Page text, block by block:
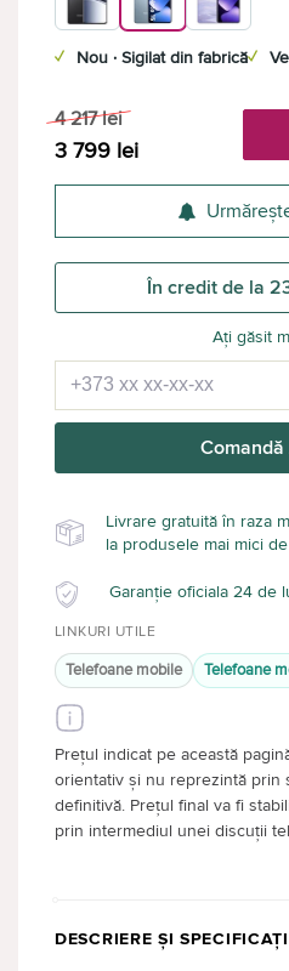
✓ Nou · Sigilat din fabrică✓
4 217 lei
3 799 lei
În credit de la
Ați găsit
Comandă
Livrare gratuită în raza
la produsele mai mici
Garanție oficiala 24 de
LINKURI UTILE
Telefoane mobile Telefoane
Prețul indicat pe această
orientativ și nu reprezintă prin
definitivă. Prețul final va fi
prin intermediul unei discuții
DESCRIERE ȘI